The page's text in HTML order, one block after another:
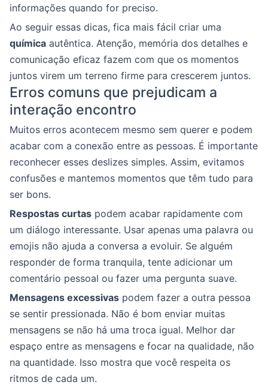
informações quando for preciso.
Ao seguir essas dicas, fica mais fácil criar uma
química autêntica. Atenção, memória dos detalhes e
comunicação eficaz fazem com que os momentos
juntos virem um terreno firme para crescerem juntos.
Erros comuns que prejudicam a
interação encontro
Muitos erros acontecem mesmo sem querer e podem
acabar com a conexão entre as pessoas. É importante
reconhecer esses deslizes simples. Assim, evitamos
confusões e mantemos momentos que têm tudo para
ser bons.
Respostas curtas podem acabar rapidamente com
um diálogo interessante. Usar apenas uma palavra ou
emojis não ajuda a conversa a evoluir. Se alguém
responder de forma tranquila, tente adicionar um
comentário pessoal ou fazer uma pergunta suave.
Mensagens excessivas podem fazer a outra pessoa
se sentir pressionada. Não é bom enviar muitas
mensagens se não há uma troca igual. Melhor dar
espaço entre as mensagens e focar na qualidade, não
na quantidade. Isso mostra que você respeita os
ritmos de cada um.